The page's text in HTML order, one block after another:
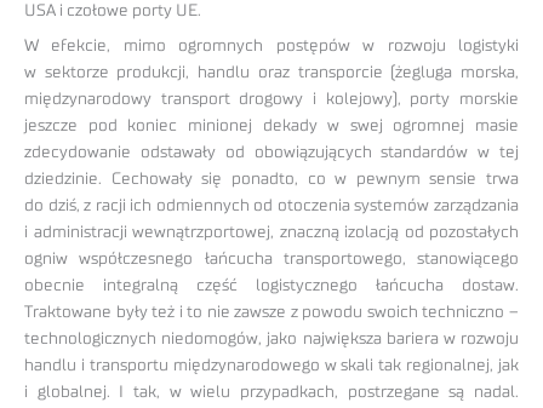
USA i czołowe porty UE.
W efekcie, mimo ogromnych postępów w rozwoju logistyki
w sektorze produkcji, handlu oraz transporcie (żegluga morska,
międzynarodowy transport drogowy i kolejowy), porty morskie
jeszcze pod koniec minionej dekady w swej ogromnej masie
zdecydowanie odstawały od obowiązujących standardów w tej
dziedzinie. Cechowały się ponadto, co w pewnym sensie trwa
do dziś, z racji ich odmiennych od otoczenia systemów zarządzania
i administracji wewnątrzportowej, znaczną izolacją od pozostałych
ogniw współczesnego łańcucha transportowego, stanowiącego
obecnie integralną część logistycznego łańcucha dostaw.
Traktowane były też i to nie zawsze z powodu swoich techniczno –
technologicznych niedomogów, jako największa bariera w rozwoju
handlu i transportu międzynarodowego w skali tak regionalnej, jak
i globalnej. I tak, w wielu przypadkach, postrzegane są nadal.